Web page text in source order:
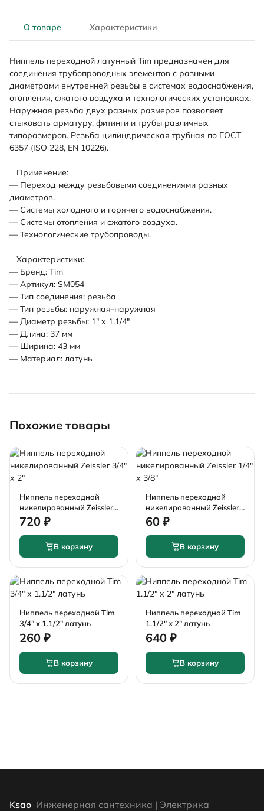
О товаре Характеристики
Ниппель переходной латунный Tim предназначен для
соединения трубопроводных элементов с разными
диаметрами внутренней резьбы в системах водоснабжения,
отопления, сжатого воздуха и технологических установках.
Наружная резьба двух разных размеров позволяет
стыковать арматуру, фитинги и трубы различных
типоразмеров. Резьба цилиндрическая трубная по ГОСТ
6357 (ISO 228, EN 10226).
Применение:
— Переход между резьбовыми соединениями разных
диаметров.
— Системы холодного и горячего водоснабжения.
— Системы отопления и сжатого воздуха.
— Технологические трубопроводы.
Характеристики:
— Бренд: Tim
— Артикул: SM054
— Тип соединения: резьба
— Тип резьбы: наружная-наружная
— Диаметр резьбы: 1" х 1.1/4"
— Длина: 37 мм
— Ширина: 43 мм
— Материал: латунь
Похожие товары
Ниппель переходной
никелированный Zeissler
3/4" х 2"
720 ₽
В корзину
Ниппель переходной
никелированный Zeissler
1/4" х 3/8"
60 ₽
В корзину
Ниппель переходной Tim
3/4" х 1.1/2" латунь
260 ₽
В корзину
Ниппель переходной Tim
1.1/2" х 2" латунь
640 ₽
В корзину
Ksao Инженерная сантехника | Электрика